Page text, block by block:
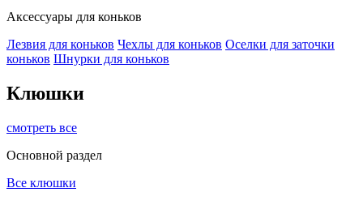
Аксессуары для коньков
Лезвия для коньков Чехлы для коньков Оселки для заточки
коньков Шнурки для коньков
Клюшки
смотреть все
Основной раздел
Все клюшки